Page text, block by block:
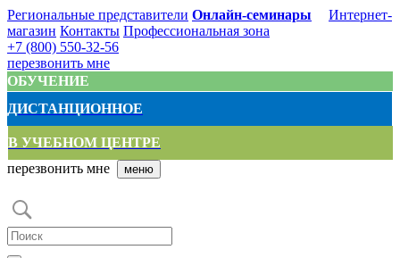
Региональные представители Онлайн-семинары
Интернет-
магазин Контакты Профессиональная зона
+7 (800) 550-32-56
перезвонить мне
ОБУЧЕНИЕ
ДИСТАНЦИОННОЕ
В УЧЕБНОМ ЦЕНТРЕ
перезвонить мне
меню